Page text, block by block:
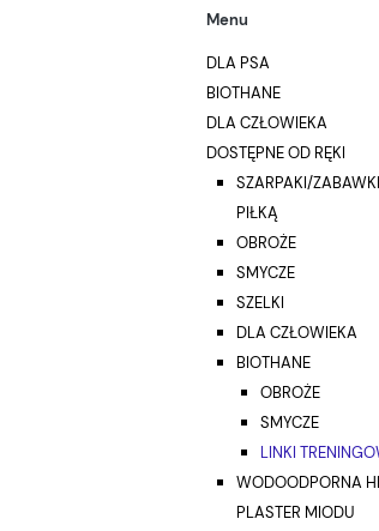
Menu
DLA PSA
BIOTHANE
DLA CZŁOWIEKA
DOSTĘPNE OD RĘKI
SZARPAKI/
PIŁKĄ
OBROŻE
SMYCZE
SZELKI
DLA CZŁOWIEKA
BIOTHANE
OBROŻE
SMYCZE
LINKI
WODOODPORNA
PLASTER MIODU